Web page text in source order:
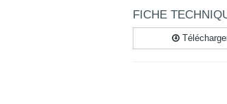
FICHE